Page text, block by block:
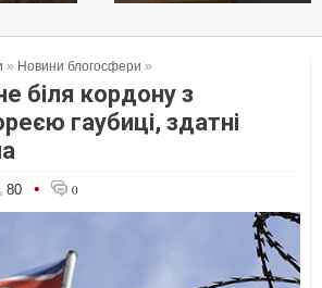
» Новини блогосфери »
біля кордону з
гаубиці, здатні
80 • 0